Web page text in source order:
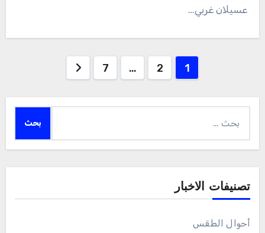
عسيلان غربي…
1
2
…
7
عن:
تصنيفات الاخبار
أحوال الطقس